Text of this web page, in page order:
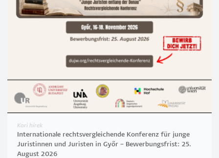
Kari hírek
Internationale rechtsvergleichende Konferenz für junge
Juristinnen und Juristen in Győr – Bewerbungsfrist: 25.
August 2026